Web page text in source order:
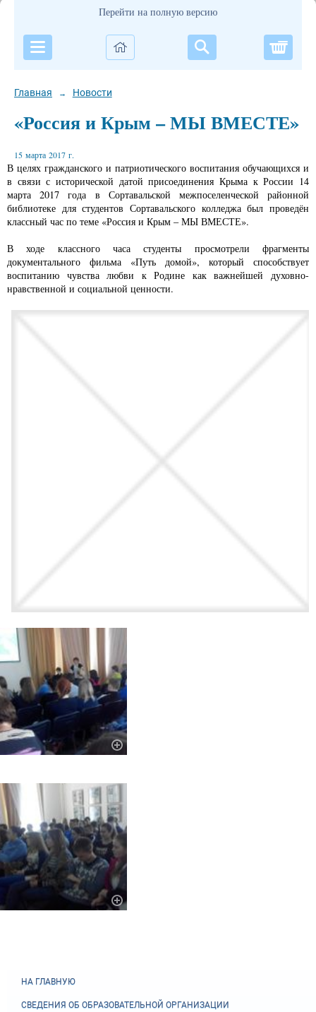
Перейти на полную версию
Главная → Новости
«Россия и Крым – МЫ ВМЕСТЕ»
15 марта 2017 г.
В целях гражданского и патриотического воспитания обучающихся и
в связи с исторической датой присоединения Крыма к России 14
марта 2017 года в Сортавальской межпоселенческой районной
библиотеке для студентов Сортавальского колледжа был проведён
классный час по теме «Россия и Крым – МЫ ВМЕСТЕ».
В ходе классного часа студенты просмотрели фрагменты
документального фильма «Путь домой», который способствует
воспитанию чувства любви к Родине как важнейшей духовно-
нравственной и социальной ценности.
НА ГЛАВНУЮ
СВЕДЕНИЯ ОБ ОБРАЗОВАТЕЛЬНОЙ ОРГАНИЗАЦИИ